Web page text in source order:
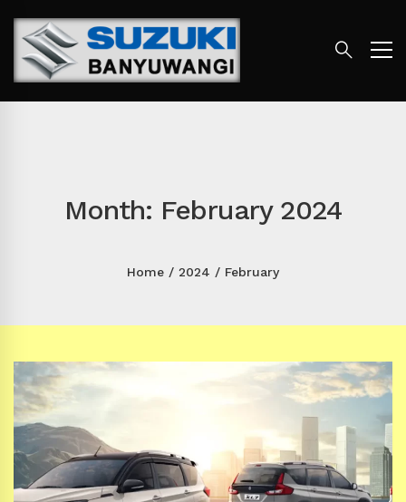
Month: February 2024
Home 2024 February